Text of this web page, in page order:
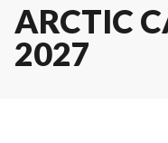
ARCTIC
2027